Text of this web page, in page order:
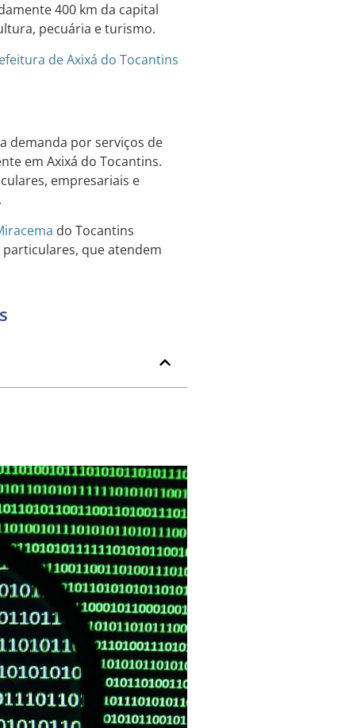
400 km da capital
pecuária e turismo.
de Axixá do Tocantins
demanda por serviços de
em Axixá do Tocantins.
empresariais e
do Tocantins
que atendem